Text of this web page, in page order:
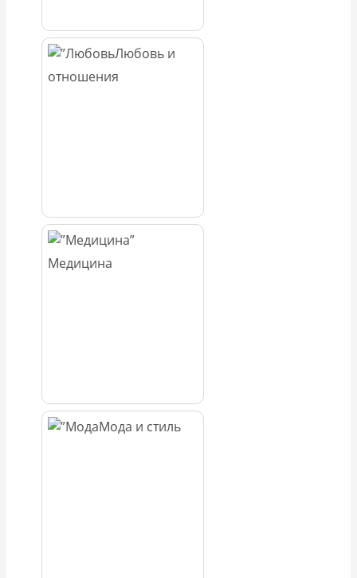
Любовь и
отношения
Медицина
Мода и стиль